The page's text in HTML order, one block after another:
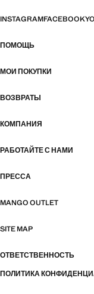
INSTAGRAMFACEBOOK
ПОМОЩЬ
МОИ ПОКУПКИ
ВОЗВРАТЫ
КОМПАНИЯ
РАБОТАЙТЕ С НАМИ
ПРЕССА
MANGO OUTLET
SITE MAP
ОТВЕТСТВЕННОСТЬ
ПОЛИТИКА